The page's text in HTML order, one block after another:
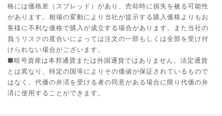
格には価格差（スプレッド）があり、売却時に損失を被る可能性
があります。相場の変動により当社が提示する購入価格よりもお
客様に不利な価格で購入が成立する場合があります。また当社の
負うリスクの度合いによっては注文の一部もしくは全部を受け付
けられない場合がございます。
■暗号資産は本邦通貨または外国通貨ではありません。法定通貨
とは異なり、特定の国等によりその価値が保証されているもので
はなく、代価の弁済を受ける者の同意がある場合に限り代価の弁
済に使用することができます。